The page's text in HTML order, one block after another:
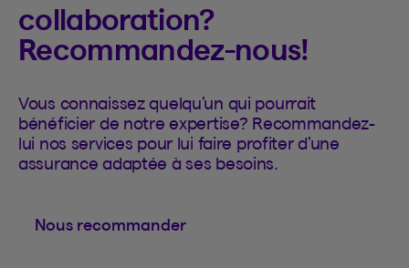
collaboration?
Recommandez-nous!
Vous connaissez quelqu’un qui pourrait
bénéficier de notre expertise? Recommandez-
lui nos services pour lui faire profiter d’une
assurance adaptée à ses besoins.
Nous recommander